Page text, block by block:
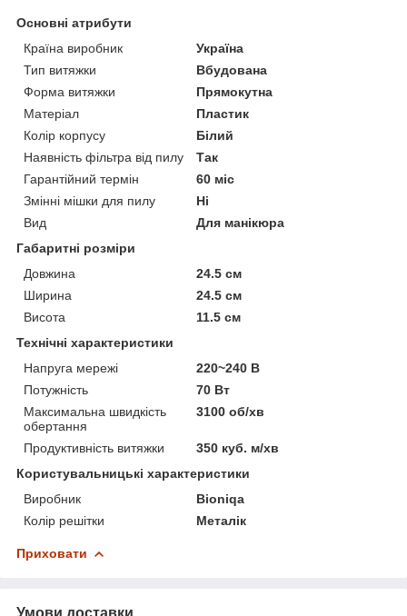
Основні атрибути
Країна виробник
Україна
Тип витяжки
Вбудована
Форма витяжки
Прямокутна
Матеріал
Пластик
Колір корпусу
Білий
Наявність фільтра від пилу
Так
Гарантійний термін
60 міс
Змінні мішки для пилу
Ні
Вид
Для манікюра
Габаритні розміри
Довжина
24.5 см
Ширина
24.5 см
Висота
11.5 см
Технічні характеристики
Напруга мережі
220~240 В
Потужність
70 Вт
Максимальна швидкість
обертання
3100 об/хв
Продуктивність витяжки
350 куб. м/хв
Користувальницькі характеристики
Виробник
Bioniqa
Колір решітки
Металік
Приховати
Умови доставки